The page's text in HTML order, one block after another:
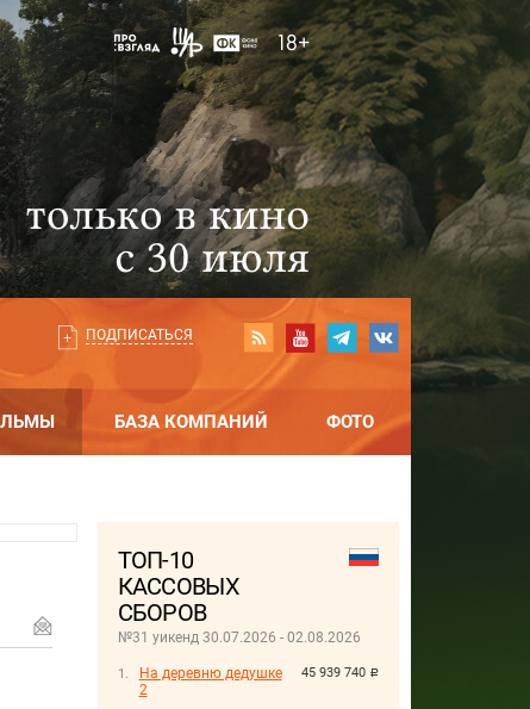
ПОДПИСАТЬСЯ
БАЗА КОМПАНИЙ ФОТО
ТОП-10
КАССОВЫХ
СБОРОВ
№31 уикенд 30.07.2026 - 02.08.2026
45 939 740 руб.
На деревню дедушке
2